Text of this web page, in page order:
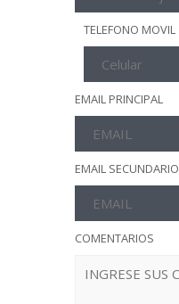
TELEFONO MOVIL
EMAIL PRINCIPAL
EMAIL SECUNDARIO
COMENTARIOS